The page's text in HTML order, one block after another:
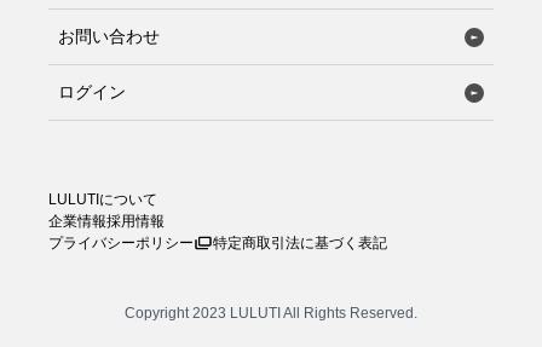
お問い合わせ
ログイン
LULUTIについて
企業情報採用情報
プライバシーポリシー
特定商取引法に基づく表記
Copyright 2023 LULUTI All Rights Reserved.